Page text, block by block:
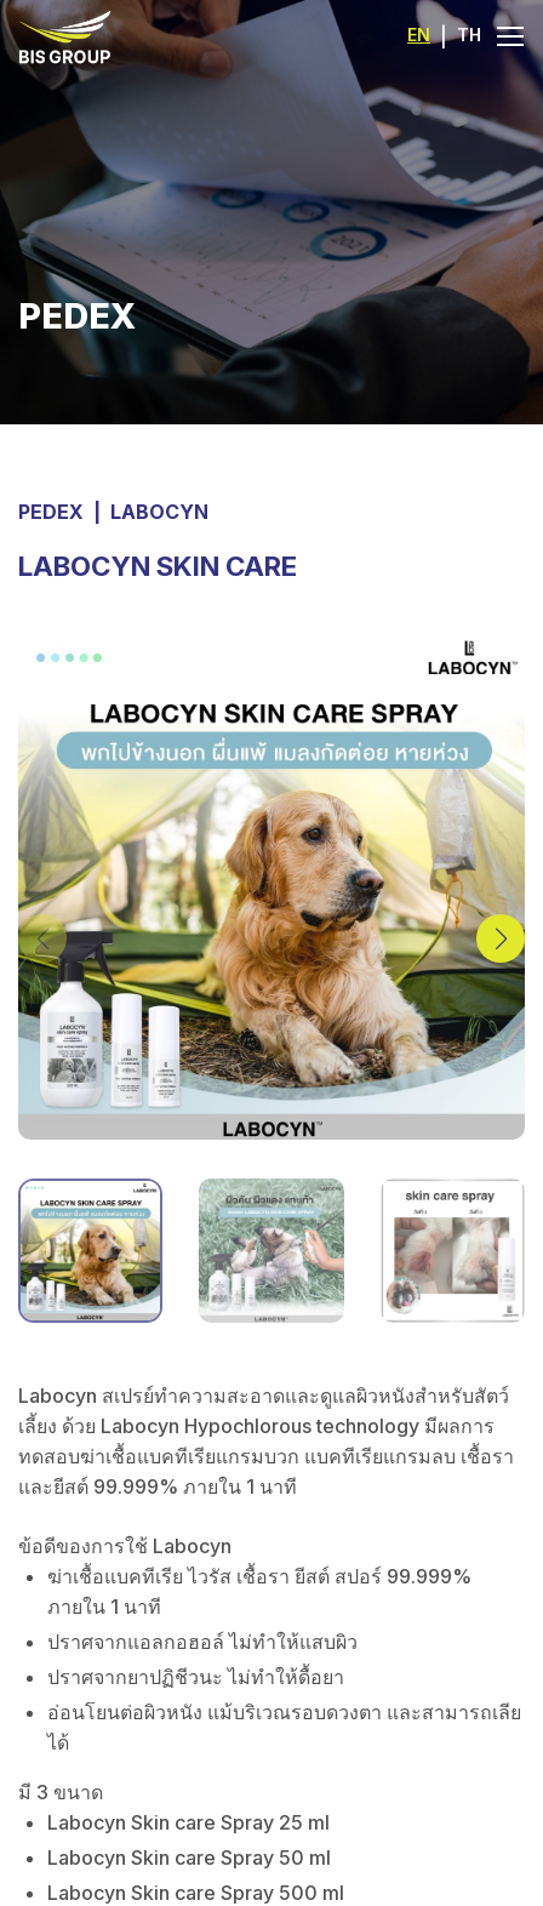
EN | TH
PEDEX
PEDEX LABOCYN
LABOCYN SKIN CARE
Labocyn สเปรย์ทำความสะอาดและดูแลผิวหนังสำหรับสัตว์
เลี้ยง ด้วย Labocyn Hypochlorous technology มีผลการ
ทดสอบฆ่าเชื้อแบคทีเรียแกรมบวก แบคทีเรียแกรมลบ เชื้อรา
และยีสต์ 99.999% ภายใน 1 นาที
ข้อดีของการใช้ Labocyn
ฆ่าเชื้อแบคทีเรีย ไวรัส เชื้อรา ยีสต์ สปอร์ 99.999%
ภายใน 1 นาที
ปราศจากแอลกอฮอล์ ไม่ทำให้แสบผิว
ปราศจากยาปฏิชีวนะ ไม่ทำให้ดื้อยา
อ่อนโยนต่อผิวหนัง แม้บริเวณรอบดวงตา และสามารถเลีย
ได้
มี 3 ขนาด
Labocyn Skin care Spray 25 ml
Labocyn Skin care Spray 50 ml
Labocyn Skin care Spray 500 ml